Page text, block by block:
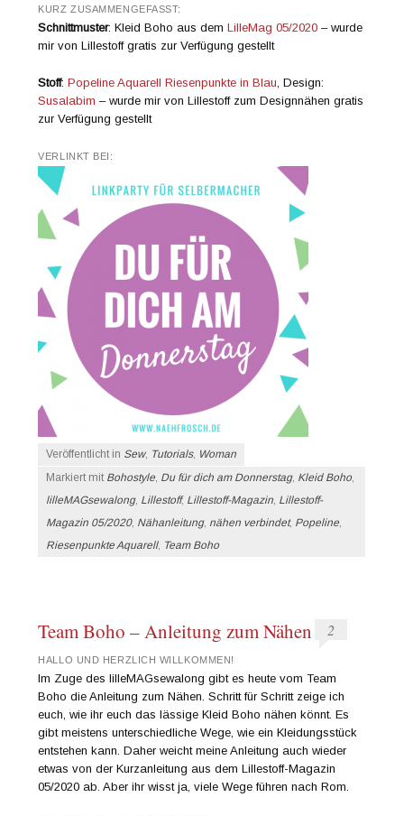
KURZ ZUSAMMENGEFASST:
Schnittmuster: Kleid Boho aus demLilleMag 05/2020 – wurde
mir von Lillestoff gratis zur Verfügung gestellt
Stoff:Popeline Aquarell Riesenpunkte in Blau , Design:
Susalabim – wurde mir von Lillestoff zum Designnähen gratis
zur Verfügung gestellt
VERLINKT BEI:
Veröffentlicht in Sew, Tutorials, Woman
Markiert mit Bohostyle, Du für dich am Donnerstag, Kleid Boho,
lilleMAGsewalong, Lillestoff, Lillestoff-Magazin, Lillestoff-
Magazin 05/2020, Nähanleitung, nähen verbindet, Popeline,
Riesenpunkte Aquarell, Team Boho
Team Boho – Anleitung zum Nähen 2
HALLO UND HERZLICH WILLKOMMEN!
Im Zuge des lilleMAGsewalong gibt es heute vom Team
Boho die Anleitung zum Nähen. Schritt für Schritt zeige ich
euch, wie ihr euch das lässige Kleid Boho nähen könnt. Es
gibt meistens unterschiedliche Wege, wie ein Kleidungsstück
entstehen kann. Daher weicht meine Anleitung auch wieder
etwas von der Kurzanleitung aus dem Lillestoff-Magazin
05/2020 ab. Aber ihr wisst ja, viele Wege führen nach Rom.